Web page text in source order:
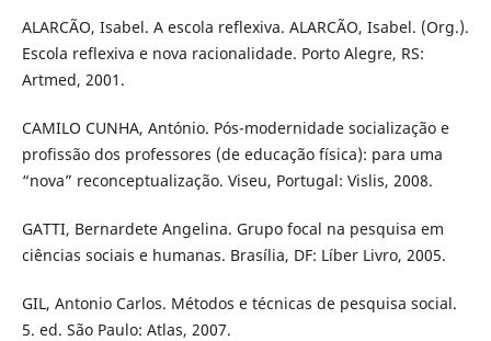
ALARCÃO, Isabel. A escola reflexiva. ALARCÃO, Isabel. (Org.).
Escola reflexiva e nova racionalidade. Porto Alegre, RS:
Artmed, 2001.
CAMILO CUNHA, António. Pós-modernidade socialização e
profissão dos professores (de educação física): para uma
“nova” reconceptualização. Viseu, Portugal: Vislis, 2008.
GATTI, Bernardete Angelina. Grupo focal na pesquisa em
ciências sociais e humanas. Brasília, DF: Líber Livro, 2005.
GIL, Antonio Carlos. Métodos e técnicas de pesquisa social.
5. ed. São Paulo: Atlas, 2007.